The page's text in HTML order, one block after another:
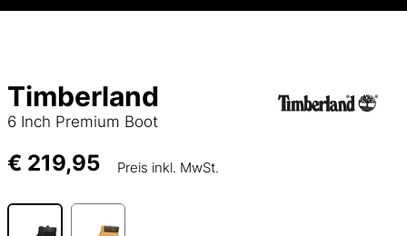
Timberland
6 Inch Premium Boot
€ 219,95 Preis inkl. MwSt.